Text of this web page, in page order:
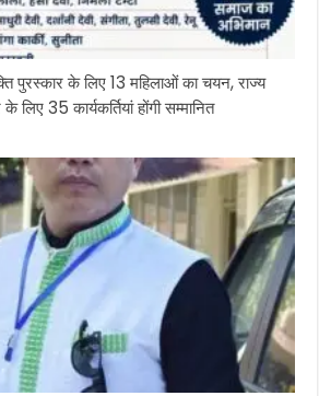
पुरस्कार के लिए 13 महिलाओं का चयन, राज्य
लिए 35 कार्यकर्तियां होंगी सम्मानित